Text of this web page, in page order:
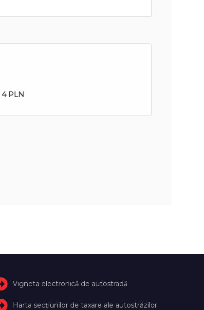
4 PLN
Vigneta electronică de autostradă
Harta secțiunilor de taxare ale autostrăzilor